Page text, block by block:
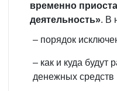
временно
деятельность». В
– порядок
– как и куда будут
денежных средств